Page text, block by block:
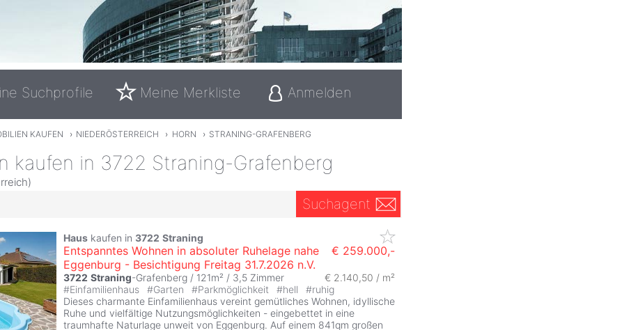
Suchprofile Meine Merkliste Anmelden
KAUFEN › NIEDERÖSTERREICH › HORN › STRANING-GRAFENBERG
kaufen in 3722 Straning-Grafenberg
Suchagent
Haus kaufen in 3722 Straning
Entspanntes Wohnen in absoluter Ruhelage nahe
Eggenburg - Besichtigung Freitag 31.7.2026 n.V.
€ 259.000,-
3722 Straning-Grafenberg / 121m² / 3,5 Zimmer
€ 2.140,50 / m²
#Einfamilienhaus #Garten #Parkmöglichkeit #hell #ruhig
Dieses charmante Einfamilienhaus vereint gemütliches Wohnen, idyllische
Ruhe und vielfältige Nutzungsmöglichkeiten - eingebettet in eine
traumhafte Naturlage unweit von Eggenburg. Auf einem 841qm großen